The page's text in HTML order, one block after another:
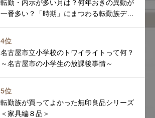
転勤・内示が多い月は？何年おきの異動が
一番多い？「時期」にまつわる転勤族デー
4位
名古屋市立小学校のトワイライトって何？
～名古屋市の小学生の放課後事情～
5位
転勤族が買ってよかった無印良品シリーズ
＜家具編８品＞